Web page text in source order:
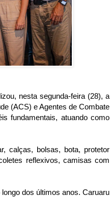
nesta segunda-feira (28), a
(ACS) e Agentes de Combate
fundamentais, atuando como
calças, bolsas, bota, protetor
reflexivos, camisas com
dos últimos anos. Caruaru